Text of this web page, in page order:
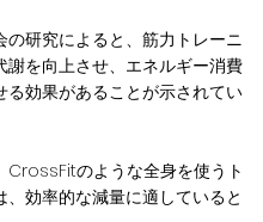
の研究によると、筋力トレーニ
謝を向上させ、エネルギー消費
る効果があることが示されてい
CrossFitのような全身を使うト
、効率的な減量に適していると